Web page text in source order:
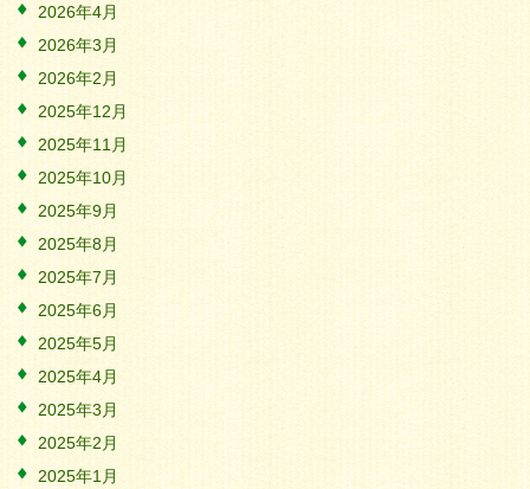
2026年4月
2026年3月
2026年2月
2025年12月
2025年11月
2025年10月
2025年9月
2025年8月
2025年7月
2025年6月
2025年5月
2025年4月
2025年3月
2025年2月
2025年1月